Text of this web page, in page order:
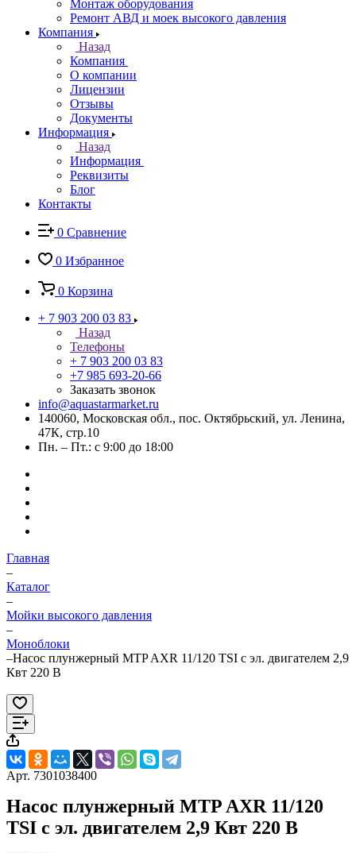
Монтаж оборудования
Ремонт АВД и моек высокого давления
Компания
Назад
Компания
О компании
Лицензии
Отзывы
Документы
Информация
Назад
Информация
Реквизиты
Блог
Контакты
0 Сравнение
0 Избранное
0 Корзина
+ 7 903 200 03 83
Назад
Телефоны
+ 7 903 200 03 83
+7 985 693-20-66
Заказать звонок
info@aquastarmarket.ru
140060, Московская обл., пос. Октябрьский, ул. Ленина,
47К, стр.10
Пн. – Пт.: с 9:00 до 18:00
Главная
–
Каталог
–
Мойки высокого давления
–
Моноблоки
–Насос плунжерный MTP AXR 11/120 TSI с эл. двигателем 2,9
Квт 220 В
Арт. 7301038400
Насос плунжерный MTP AXR 11/120
TSI с эл. двигателем 2,9 Квт 220 В